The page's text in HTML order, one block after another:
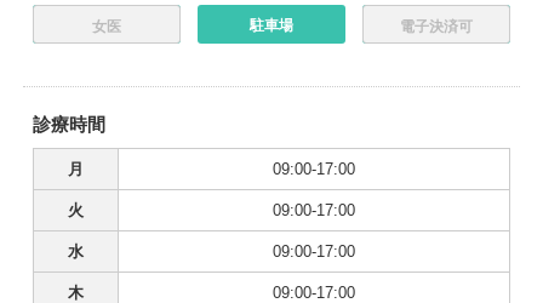
女医 駐車場 電子決済可
診療時間
月 09:00-17:00
火 09:00-17:00
水 09:00-17:00
木 09:00-17:00